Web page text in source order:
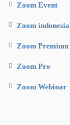
Zoom Event
Zoom indonesia
Zoom Premium
Zoom Pro
Zoom Webinar